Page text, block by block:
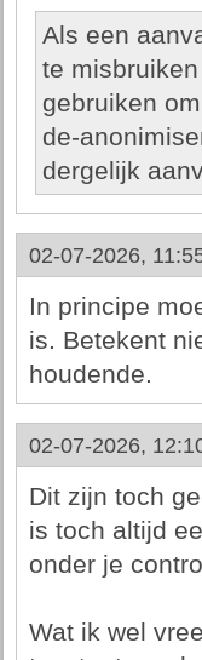
Als een
te
gebruiken
de-
dergelijk
02-07-2026,
In principe
is. Betekent
houdende.
02-07-2026,
Dit zijn toch
is toch altijd
onder je
Wat ik wel